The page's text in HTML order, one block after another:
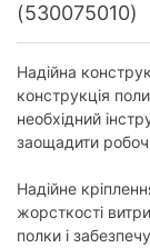
(530075010)
Надійна
конструкція
необхідний
заощадити
Надійне
жорсткості
полки і